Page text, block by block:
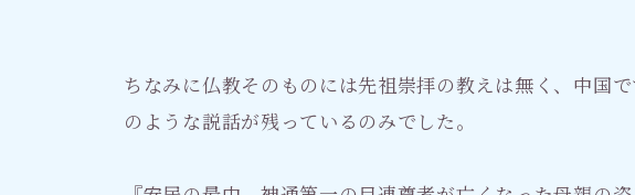
ちなみに仏教そのものには先祖崇拝の教えは無く、中国
のような説話が残っているのみでした。